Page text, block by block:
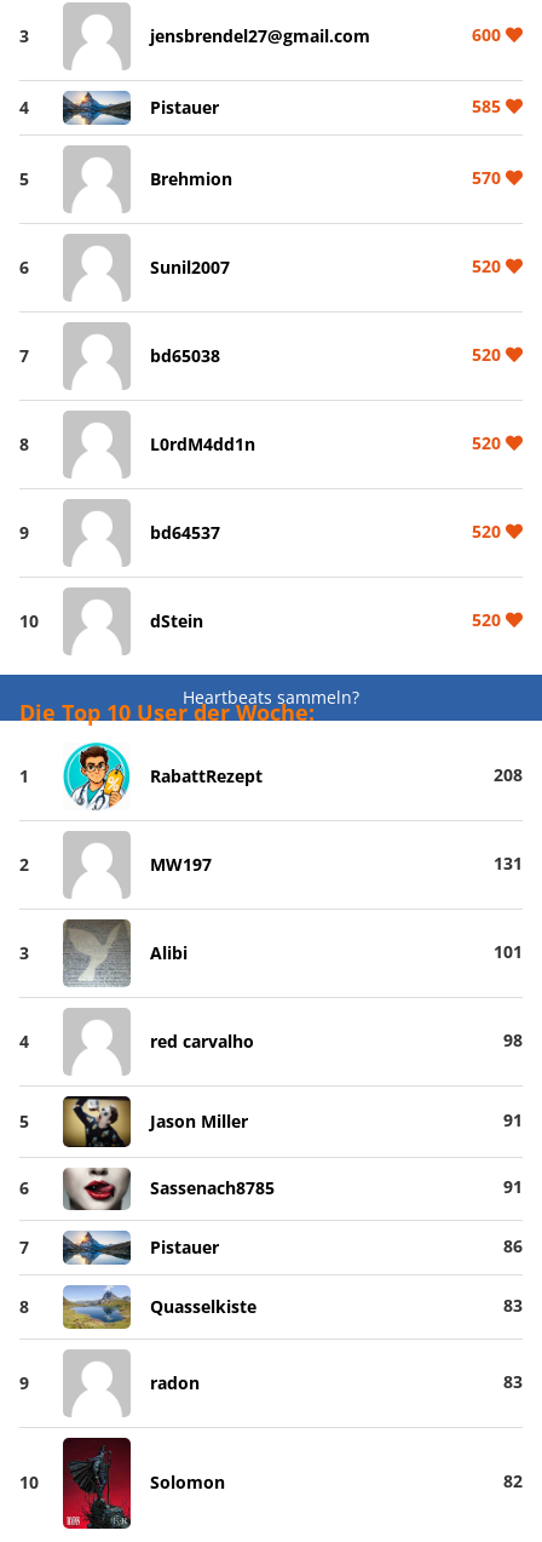
3 jensbrendel27@gmail.com 600
4 Pistauer 585
5 Brehmion 570
6 Sunil2007 520
7 bd65038 520
8 L0rdM4dd1n 520
9 bd64537 520
10 dStein 520
Heartbeats sammeln?
Die Top 10 User der Woche:
1 RabattRezept 208
2 MW197 131
3 Alibi 101
4 red carvalho 98
5 Jason Miller 91
6 Sassenach8785 91
7 Pistauer 86
8 Quasselkiste 83
9 radon 83
10 Solomon 82